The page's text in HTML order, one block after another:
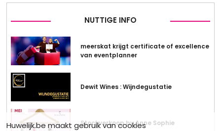
NUTTIGE INFO
meerskat krijgt certificate of excellence
van eventplanner
Dewit Wines : Wijndegustatie
Stockverkoop by Anne Sophie
Huwelijk.be maakt gebruik van cookies